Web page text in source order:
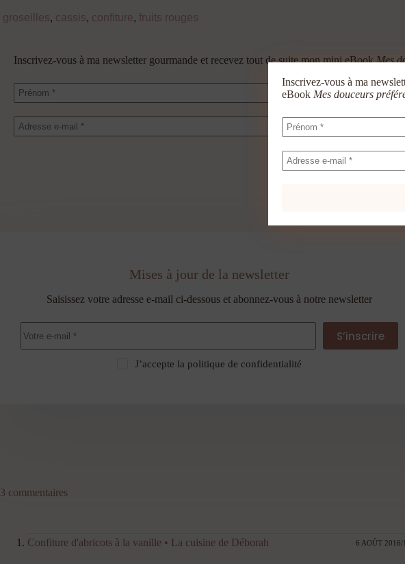
groseilles, cassis, confiture, fruits rouges
Inscrivez-vous à ma newsletter gourmande et recevez tout de suite mon mini eBookMes
Inscrivez-vous à ma
eBook Mes douceurs
Mises à jour de la newsletter
Saisissez votre adresse e-mail ci-dessous et abonnez-vous à notre newsletter
S’inscrire
J’accepte la politique de confidentialité
3 commentaires
Confiture d'abricots à la vanille • La cuisine de Déborah 6 AOÛT